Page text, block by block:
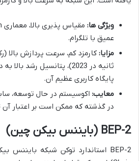
ویژگی ها:
عمیق با تلگرام.
مزایا:
ثانیه در 2023)، پتانسیل رشد
پایگاه کاربری عظیم آن.
معایب: اکوسیستم در حال توسعه،
در گذشته که ممکن است بر اعتبار آن
BEP-2 (بایننس بیکن چین)